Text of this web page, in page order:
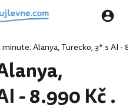
Alanya, Turecko, 3* s AI -
- 8.990 Kč .